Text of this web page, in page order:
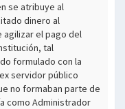
se atribuye al
dinero al
agilizar el pago del
tal
formulado con la
servidor público
no formaban parte de
como Administrador